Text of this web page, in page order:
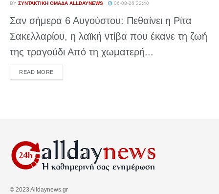
BY ΣΥΝΤΑΚΤΙΚΉ ΟΜΆΔΑ ALLDAYNEWS 06-08-26 22:40
Σαν σήμερα 6 Αυγούστου: Πεθαίνει η Ρίτα
Σακελλαρίου, η λαϊκή ντίβα που έκανε τη ζωή
της τραγούδι Από τη χωματερή...
READ MOREDETAILS
© 2023 Alldaynews.gr